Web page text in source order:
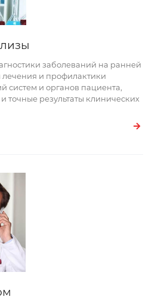
заболеваний на ранней
лечения и профилактики
систем и органов пациента,
точные результаты клинических